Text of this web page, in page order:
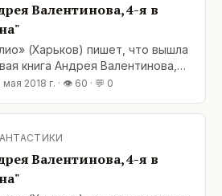
Валентинова, 4-я в
(Харьков) пишет, что вышла
книга Андрея Валентинова,
Ну что же, в
«скоро». Ну, значит,
мая 2018 г. · 👁 60 · 💬 0
Валентинова, 4-я в